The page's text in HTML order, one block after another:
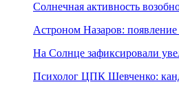
Солнечная активность
Астроном Назаров:
На Солнце зафиксировали
Психолог ЦПК Шевченко: